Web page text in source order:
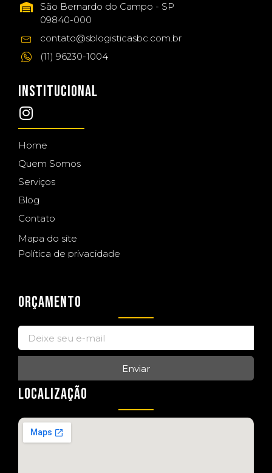
São Bernardo do Campo - SP
09840-000
contato@sblogisticasbc.com.br
(11) 96230-1004
INSTITUCIONAL
Home
Quem Somos
Serviços
Blog
Contato
Mapa do site
Política de privacidade
ORÇAMENTO
Enviar
LOCALIZAÇÃO